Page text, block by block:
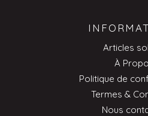
Articles
À
Politique de
Termes &
Nous